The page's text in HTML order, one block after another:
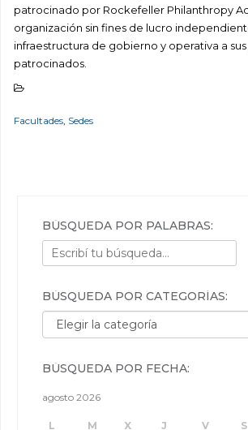
patrocinado por Rockefeller Philanthropy
organización sin fines de lucro
infraestructura de gobierno y operativa a
patrocinados.
Facultades, Sedes
BÚSQUEDA POR PALABRAS:
BÚSQUEDA POR CATEGORÍAS:
Búsqueda por categorías:
BÚSQUEDA POR FECHA:
agosto 2026
L M X J V S